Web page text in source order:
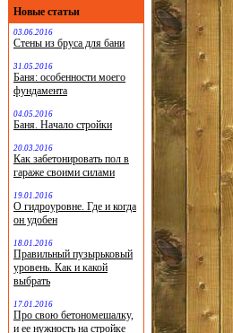
Новые статьи
03.06.2016
Стены из бруса для бани
31.05.2016
Баня: особенности моего
фундамента
04.05.2016
Баня. Начало стройки
20.03.2016
Как забетонировать пол в
гараже своими силами
19.01.2016
О гидроуровне. Где и когда
он удобен
18.01.2016
Правильный пузырьковый
уровень. Как и какой
выбрать
17.01.2016
Про свою бетономешалку,
и ее нужность на стройке